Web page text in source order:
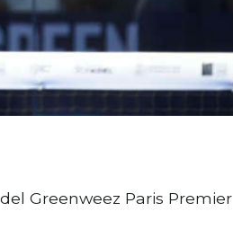
Greenweez Paris Premier